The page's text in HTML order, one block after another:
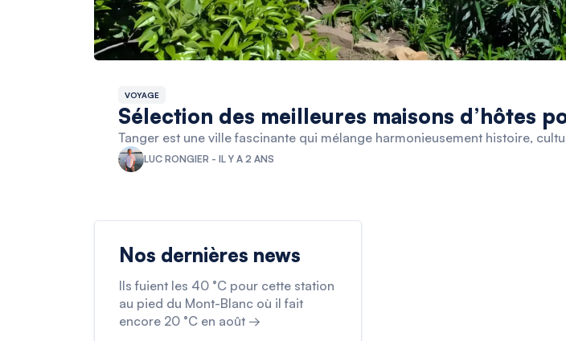
VOYAGE
Sélection des meilleures maisons d’hôtes
Tanger est une ville fascinante qui mélange harmonieusement histoire,
LUC RONGIER - IL Y A 2 ANS
Nos dernières news
Ils fuient les 40 °C pour cette station
au pied du Mont-Blanc où il fait
encore 20 °C en août →